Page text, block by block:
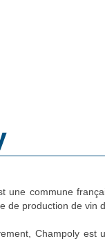
une commune
de production de vin
Champoly